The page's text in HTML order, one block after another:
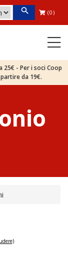
(0)
- Per i soci Coop
da 19€.